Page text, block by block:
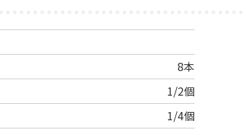
8本
1/2個
1/4個